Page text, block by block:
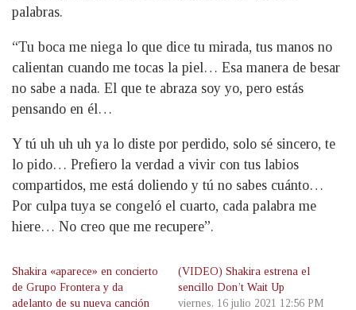
palabras.
“Tu boca me niega lo que dice tu mirada, tus manos no
calientan cuando me tocas la piel… Esa manera de besar
no sabe a nada. El que te abraza soy yo, pero estás
pensando en él…
Y tú uh uh uh ya lo diste por perdido, solo sé sincero, te
lo pido… Prefiero la verdad a vivir con tus labios
compartidos, me está doliendo y tú no sabes cuánto…
Por culpa tuya se congeló el cuarto, cada palabra me
hiere… No creo que me recupere”.
Shakira «aparece» en concierto
de Grupo Frontera y da
adelanto de su nueva canción
(VIDEO) Shakira estrena el
sencillo Don’t Wait Up
viernes, 16 julio 2021 12:56 PM